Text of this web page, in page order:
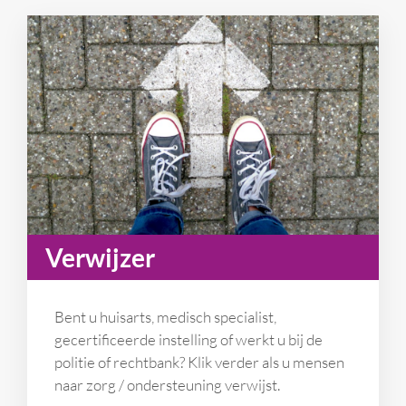
Verwijzer
Bent u huisarts, medisch specialist,
gecertificeerde instelling of werkt u bij de
politie of rechtbank? Klik verder als u mensen
naar zorg / ondersteuning verwijst.